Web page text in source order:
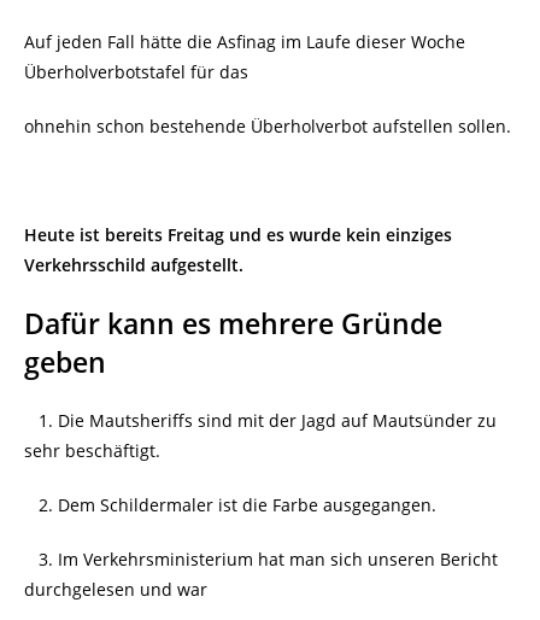
Auf jeden Fall hätte die Asfinag im Laufe dieser Woche
Überholverbotstafel für das
ohnehin schon bestehende Überholverbot aufstellen sollen.
Heute ist bereits Freitag und es wurde kein einziges
Verkehrsschild aufgestellt.
Dafür kann es mehrere Gründe
geben
1. Die Mautsheriffs sind mit der Jagd auf Mautsünder zu
sehr beschäftigt.
2. Dem Schildermaler ist die Farbe ausgegangen.
3. Im Verkehrsministerium hat man sich unseren Bericht
durchgelesen und war